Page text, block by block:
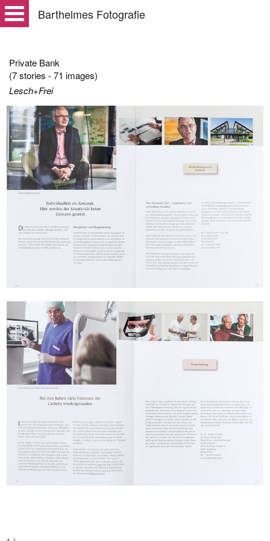
Barthelmes Fotografie
Private Bank
(7 stories - 71 images)
Lesch+Frei